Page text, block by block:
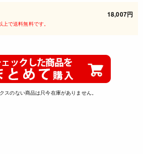
18,007円
で送料無料です。
スのない商品は只今在庫がありません。